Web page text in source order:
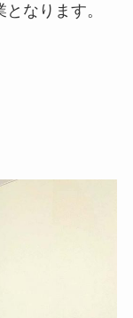
なります。